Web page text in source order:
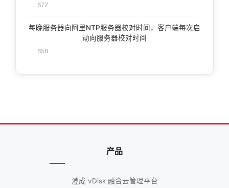
677
每晚服务器向阿里NTP服务器校对时间，客户端每次启
动向服务器校对时间
658
产品
澄成 vDisk 融合云管理平台